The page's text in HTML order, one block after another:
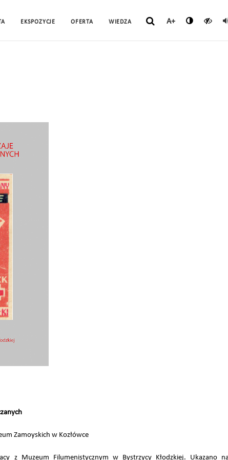
EKSPOZYCJE OFERTA WIEDZA A+
Zamoyskich w Kozłówce
z Muzeum Filumenistycznym w Bystrzycy Kłodzkiej. Ukazano